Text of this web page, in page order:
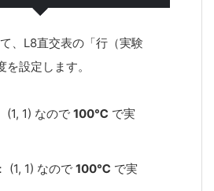
、L8直交表の「行（実験
設定します。
(1, 1) なので 100℃ で実
(1, 1) なので 100℃ で実